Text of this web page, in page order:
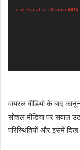
e-of-Sanatan-Dharma-
वायरल वीडियो के बाद
सोशल मीडिया पर सवाल
परिस्थितियों और इसमें